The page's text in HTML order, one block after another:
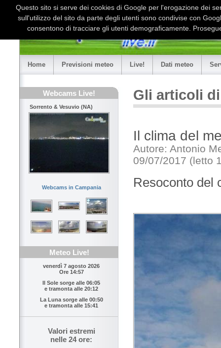
Home Previsioni meteo Live! Dati meteo
Webcams Live!
Sorrento & Vesuvio (NA)
Webcams in Campania
Meteo Live!
venerdì 7 agosto 2026
Ore 14:57
Il Sole sorge alle 06:05
e tramonta alle 20:12
La Luna sorge alle 00:50
e tramonta alle 15:41
Valori estremi
nelle 24 ore:
Gli articoli
Il clima del
Autore: Antonio
09/07/2017 (letto
Resoconto del
Questo sito si serve dei cookies di Google per l'erogazione dei
sull'utilizzo del sito da parte degli utenti sono condivise con
consentono di tracciare gli utenti demograficamente.